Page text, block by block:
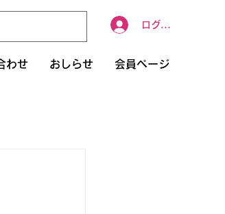
ログイン
わせ おしらせ 会員ページ